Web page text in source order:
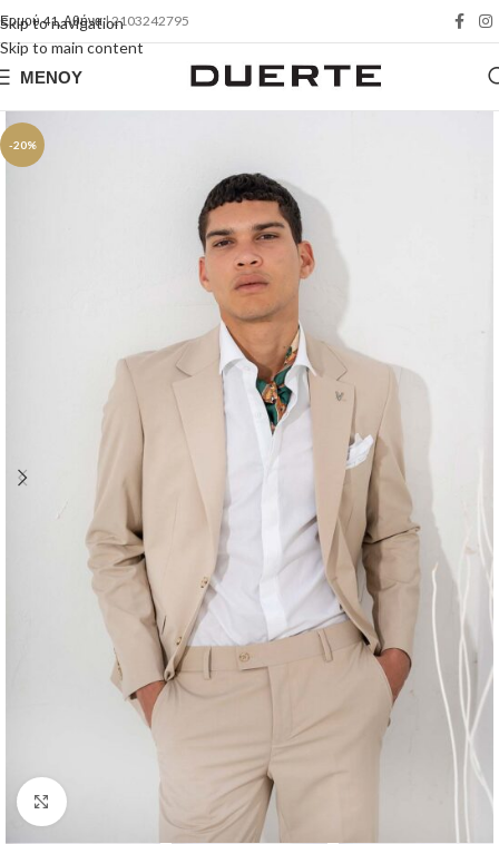
Skip to navigation
Skip to main content
Ερμού 41, Αθήνα| 2103242795
ΜΕΝΟΎ
-20%
Κλικ για μεγέθυνση